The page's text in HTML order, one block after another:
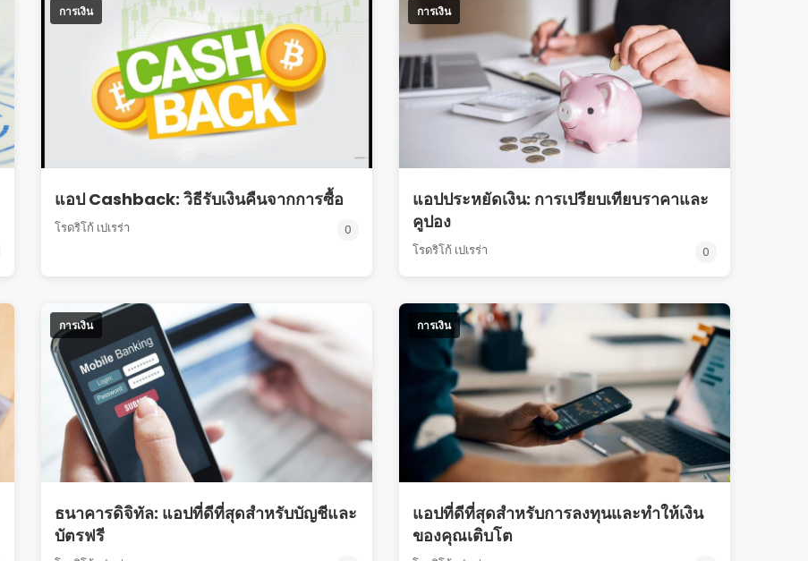
การเงิน
แอป Cashback: วิธีรับเงินคืนจากการซื้อ
โรดริโก้ เปเรร่า 0
การเงิน
แอปประหยัดเงิน: การเปรียบเทียบราคาและ
คูปอง
โรดริโก้ เปเรร่า 0
การเงิน
ธนาคารดิจิทัล: แอปที่ดีที่สุดสำหรับบัญชีและ
บัตรฟรี
การเงิน
แอปที่ดีที่สุดสำหรับการลงทุนและทำให้เงิน
ของคุณเติบโต